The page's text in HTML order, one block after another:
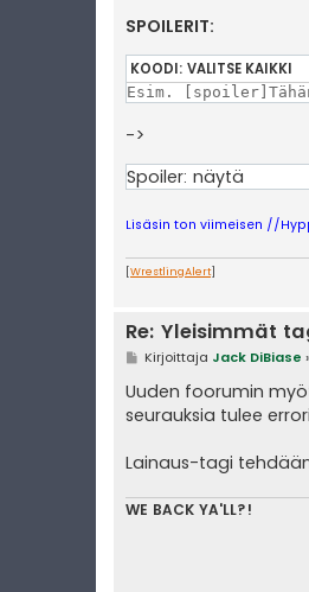
SPOILERIT:
KOODI: VALITSE KAIKKI
Esim.
->
Spoiler: näytä
Lisäsin ton viimeisen //
[WrestlingAlert]
Re: Yleisimmät
V
e
s
t
Kirjoittaja Jack DiBiase
Uuden foorumin
seurauksia tulee
Lainaus-tagi
WE BACK YA'LL?!